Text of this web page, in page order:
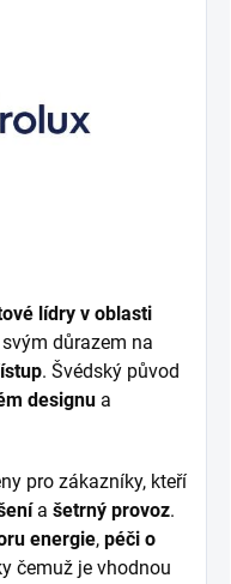
lídry v oblasti
důrazem na
. Švédský původ
designu a
pro zákazníky, kteří
a šetrný provoz.
energie, péči o
čemuž je vhodnou